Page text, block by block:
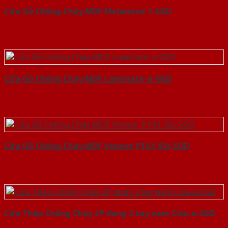
Cửa Gỗ Chống Cháy MDF Melamine 1-SGD
Cửa Gỗ Chống Cháy MDF Laminate-a-SGD
Cửa Gỗ Chống Cháy MDF Veneer P1G1 Sồi-SGD
Cửa Thép Chống Cháy 2P dung 2 tay nam Cửa-a-SGD